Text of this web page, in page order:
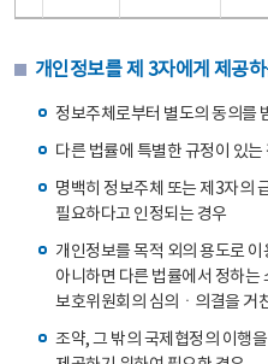
개인정보를 제 3자에게 제공
정보주체로부터 별도의 동의를
다른 법률에 특별한 규정이 있는
명백히 정보주체 또는 제3자의
필요하다고 인정되는 경우
개인정보를 목적 외의 용도로
아니하면 다른 법률에서 정하는
보호위원회의 심의ㆍ의결을 거
조약, 그 밖의 국제협정의 이행